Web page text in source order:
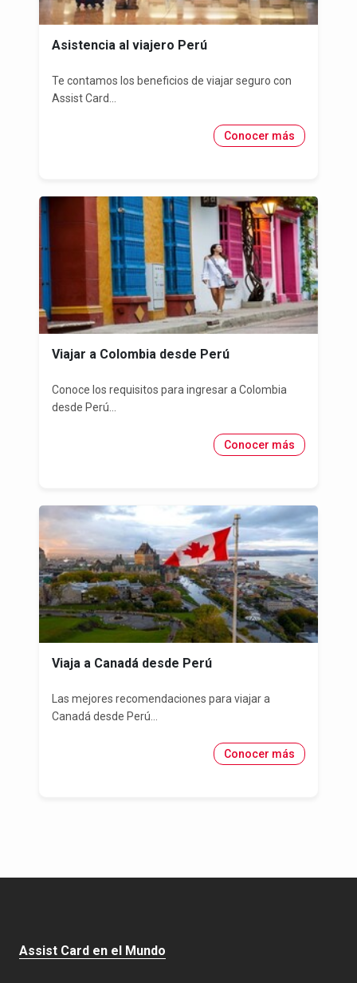
Asistencia al viajero Perú
Te contamos los beneficios de viajar seguro con
Assist Card...
Conocer más
Viajar a Colombia desde Perú
Conoce los requisitos para ingresar a Colombia
desde Perú...
Conocer más
Viaja a Canadá desde Perú
Las mejores recomendaciones para viajar a
Canadá desde Perú...
Conocer más
Assist Card en el Mundo